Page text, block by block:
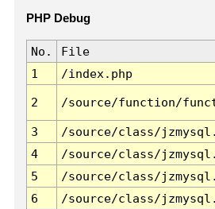
PHP Debug
No. File
1
/index.php
2 /source/function/
3 /source/class/
4
/source/class/
5
/source/class/
6
/source/class/